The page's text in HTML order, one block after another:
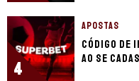
4
APOSTAS
Código de
ao se